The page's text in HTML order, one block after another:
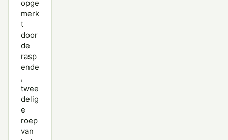
opge
merk
t
door
de
rasp
ende
,
twee
delig
e
roep
van